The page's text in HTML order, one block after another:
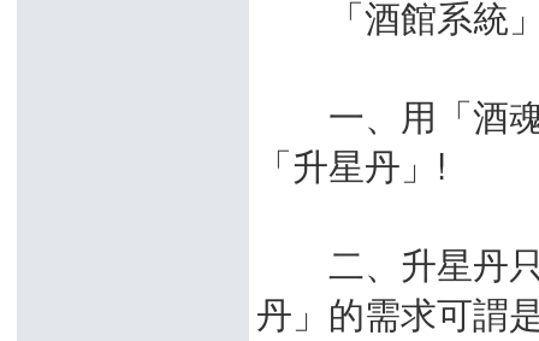
「酒館系統」
一、用「酒魂
「升星丹」!
二、升星丹只
丹」的需求可謂